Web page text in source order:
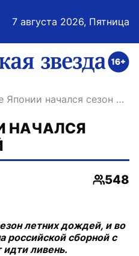
7 августа 2026, Пятница
на главную
Японии начался сезон дождей
НАЧАЛСЯ
548
летних дождей, и во
российской сборной с
ливень.